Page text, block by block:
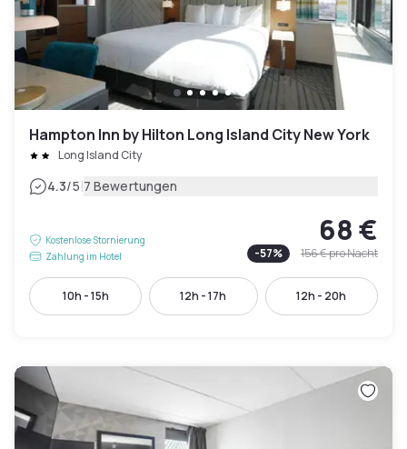
Hampton Inn by Hilton Long Island City New York
Long Island City
4.3/5|7 Bewertungen
Kostenlose Stornierung
Zahlung im Hotel
68 €
-57% 156 €pro Nacht
10h - 15h 12h - 17h 12h - 20h